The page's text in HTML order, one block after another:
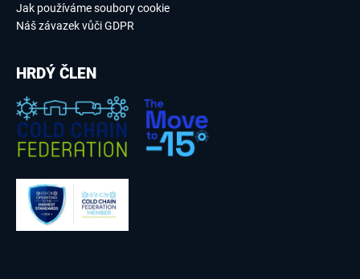
Jak používáme soubory cookie
Náš závazek vůči GDPR
HRDÝ ČLEN